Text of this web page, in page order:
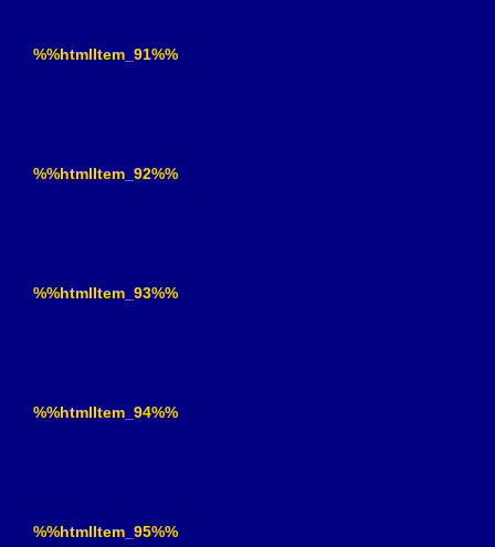
%%htmlItem_91%%
%%htmlItem_92%%
%%htmlItem_93%%
%%htmlItem_94%%
%%htmlItem_95%%